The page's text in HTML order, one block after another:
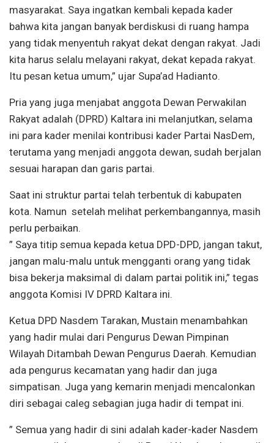
masyarakat. Saya ingatkan kembali kepada kader
bahwa kita jangan banyak berdiskusi di ruang hampa
yang tidak menyentuh rakyat dekat dengan rakyat. Jadi
kita harus selalu melayani rakyat, dekat kepada rakyat.
Itu pesan ketua umum,” ujar Supa’ad Hadianto.
Pria yang juga menjabat anggota Dewan Perwakilan
Rakyat adalah (DPRD) Kaltara ini melanjutkan, selama
ini para kader menilai kontribusi kader Partai NasDem,
terutama yang menjadi anggota dewan, sudah berjalan
sesuai harapan dan garis partai.
Saat ini struktur partai telah terbentuk di kabupaten
kota. Namun setelah melihat perkembangannya, masih
perlu perbaikan.
” Saya titip semua kepada ketua DPD-DPD, jangan takut,
jangan malu-malu untuk mengganti orang yang tidak
bisa bekerja maksimal di dalam partai politik ini,” tegas
anggota Komisi IV DPRD Kaltara ini.
Ketua DPD Nasdem Tarakan, Mustain menambahkan
yang hadir mulai dari Pengurus Dewan Pimpinan
Wilayah Ditambah Dewan Pengurus Daerah. Kemudian
ada pengurus kecamatan yang hadir dan juga
simpatisan. Juga yang kemarin menjadi mencalonkan
diri sebagai caleg sebagian juga hadir di tempat ini.
” Semua yang hadir di sini adalah kader-kader Nasdem